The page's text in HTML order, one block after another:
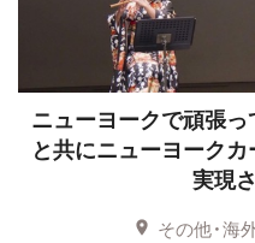
ニューヨークで頑張
と共にニューヨーク
実現
その他・海